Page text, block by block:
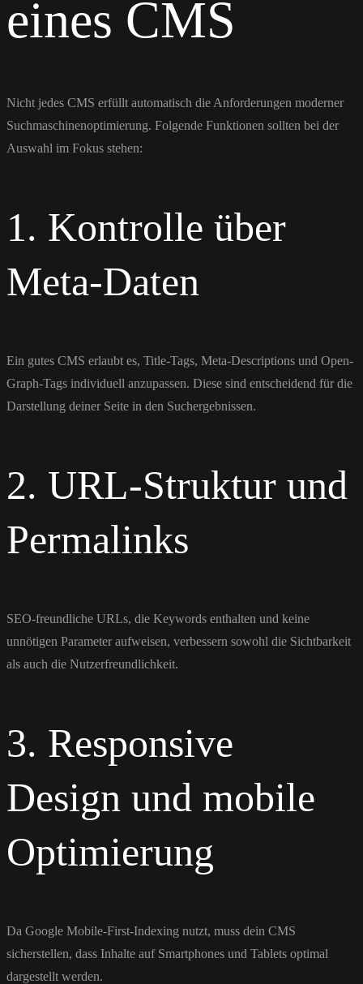
eines CMS
Nicht jedes CMS erfüllt automatisch die Anforderungen moderner
Suchmaschinenoptimierung. Folgende Funktionen sollten bei der
Auswahl im Fokus stehen:
1. Kontrolle über
Meta-Daten
Ein gutes CMS erlaubt es, Title-Tags, Meta-Descriptions und Open-
Graph-Tags individuell anzupassen. Diese sind entscheidend für die
Darstellung deiner Seite in den Suchergebnissen.
2. URL-Struktur und
Permalinks
SEO-freundliche URLs, die Keywords enthalten und keine
unnötigen Parameter aufweisen, verbessern sowohl die Sichtbarkeit
als auch die Nutzerfreundlichkeit.
3. Responsive
Design und mobile
Optimierung
Da Google Mobile-First-Indexing nutzt, muss dein CMS
sicherstellen, dass Inhalte auf Smartphones und Tablets optimal
dargestellt werden.